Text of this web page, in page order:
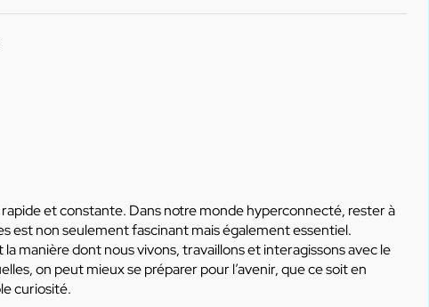
et constante. Dans notre monde hyperconnecté, rester à
est non seulement fascinant mais également essentiel.
manière dont nous vivons, travaillons et interagissons avec le
on peut mieux se préparer pour l’avenir, que ce soit en
curiosité.